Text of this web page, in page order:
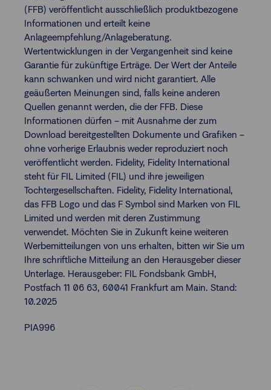
(FFB) veröffentlicht ausschließlich produktbezogene
Informationen und erteilt keine
Anlageempfehlung/Anlageberatung.
Wertentwicklungen in der Vergangenheit sind keine
Garantie für zukünftige Erträge. Der Wert der Anteile
kann schwanken und wird nicht garantiert. Alle
geäußerten Meinungen sind, falls keine anderen
Quellen genannt werden, die der FFB. Diese
Informationen dürfen – mit Ausnahme der zum
Download bereitgestellten Dokumente und Grafiken –
ohne vorherige Erlaubnis weder reproduziert noch
veröffentlicht werden. Fidelity, Fidelity International
steht für FIL Limited (FIL) und ihre jeweiligen
Tochtergesellschaften. Fidelity, Fidelity International,
das FFB Logo und das F Symbol sind Marken von FIL
Limited und werden mit deren Zustimmung
verwendet. Möchten Sie in Zukunft keine weiteren
Werbemitteilungen von uns erhalten, bitten wir Sie um
Ihre schriftliche Mitteilung an den Herausgeber dieser
Unterlage. Herausgeber: FIL Fondsbank GmbH,
Postfach 11 06 63, 60041 Frankfurt am Main. Stand:
10.2025
PIA996